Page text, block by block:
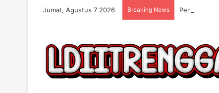
Jumat, Agustus 7 2026 Breaking News